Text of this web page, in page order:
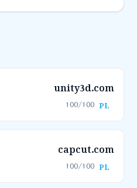
unity3d.com
PL
100/100
capcut.com
PL
100/100